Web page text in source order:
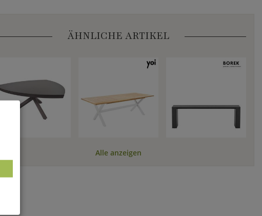
ÄHNLICHE ARTIKEL
Alle anzeigen